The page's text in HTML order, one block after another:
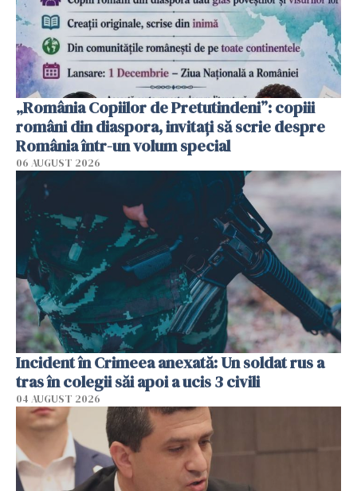
„România Copiilor de Pretutindeni”: copiii
români din diaspora, invitați să scrie despre
România într-un volum special
06 AUGUST 2026
Incident în Crimeea anexată: Un soldat rus a
tras în colegii săi apoi a ucis 3 civili
04 AUGUST 2026